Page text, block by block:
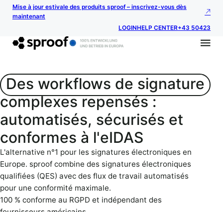
Mise à jour estivale des produits sproof – inscrivez-vous dès
maintenant
LOGINHELP CENTER+43 50423
Des workflows de signature
complexes repensés :
automatisés, sécurisés et
conformes à l'eIDAS
L'alternative n°1 pour les signatures électroniques en
Europe. sproof combine des signatures électroniques
qualifiées (QES) avec des flux de travail automatisés
pour une conformité maximale.
100 % conforme au RGPD et indépendant des